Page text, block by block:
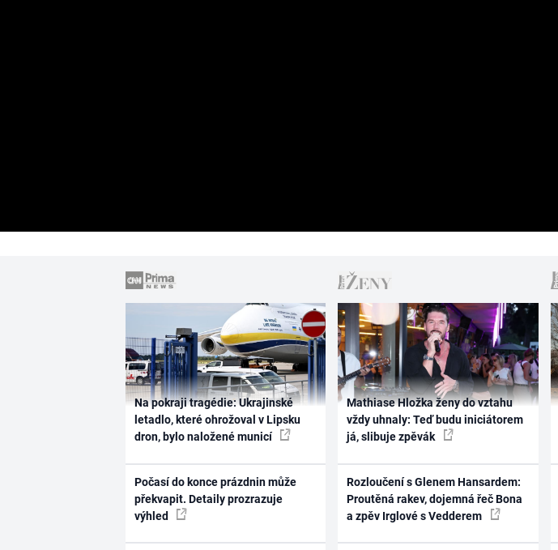
Na pokraji tragédie: Ukrajinské
letadlo, které ohrožoval v Lipsku
dron, bylo naložené municí
Počasí do konce prázdnin může
překvapit. Detaily prozrazuje
výhled
Mathiase Hložka ženy do vztahu
vždy uhnaly: Teď budu iniciátorem
já, slibuje zpěvák
Rozloučení s Glenem Hansardem:
Proutěná rakev, dojemná řeč Bona
a zpěv Irglové s Vedderem